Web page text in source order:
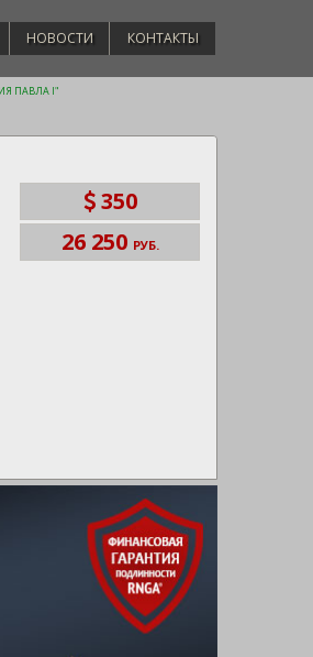
НОВОСТИ КОНТАКТЫ
ПАВЛА I"
350
26 250 РУБ.